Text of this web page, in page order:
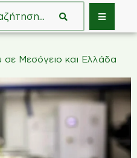
σε Μεσόγειο και Ελλάδα